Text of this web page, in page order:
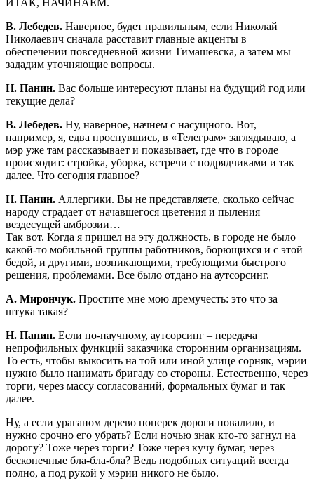
В. Лебедев. Наверное, будет правильным, если Николай
Николаевич сначала расставит главные акценты в
обеспечении повседневной жизни Тимашевска, а затем мы
зададим уточняющие вопросы.
Н. Панин. Вас больше интересуют планы на будущий год или
текущие дела?
В. Лебедев. Ну, наверное, начнем с насущного. Вот,
например, я, едва проснувшись, в «Телеграм» заглядываю, а
мэр уже там рассказывает и показывает, где что в городе
происходит: стройка, уборка, встречи с подрядчиками и так
далее. Что сегодня главное?
Н. Панин. Аллергики. Вы не представляете, сколько сейчас
народу страдает от начавшегося цветения и пыления
вездесущей амброзии…
Так вот. Когда я пришел на эту должность, в городе не было
какой-то мобильной группы работников, борющихся и с этой
бедой, и другими, возникающими, требующими быстрого
решения, проблемами. Все было отдано на аутсорсинг.
А. Мирончук. Простите мне мою дремучесть: это что за
штука такая?
Н. Панин. Если по-научному, аутсорсинг – передача
непрофильных функций заказчика сторонним организациям.
То есть, чтобы выкосить на той или иной улице сорняк, мэрии
нужно было нанимать бригаду со стороны. Естественно, через
торги, через массу согласований, формальных бумаг и так
далее.
Ну, а если ураганом дерево поперек дороги повалило, и
нужно срочно его убрать? Если ночью знак кто-то загнул на
дорогу? Тоже через торги? Тоже через кучу бумаг, через
бесконечные бла-бла-бла? Ведь подобных ситуаций всегда
полно, а под рукой у мэрии никого не было.